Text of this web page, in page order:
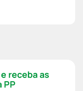
receba as
PP